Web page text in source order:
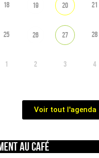
18 19 20 21
25 26 27 28
1 2 3 4
Voir tout l'agenda
au café